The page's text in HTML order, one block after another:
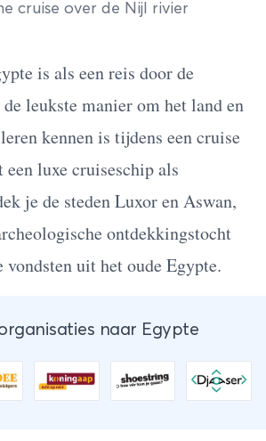
cruise over de Nijl rivier
is als een reis door de
de leukste manier om het land en
kennen is tijdens een cruise
luxe cruiseschip als
je de steden Luxor en Aswan,
ontdekkingstocht
vondsten uit het oude Egypte.
naar Egypte